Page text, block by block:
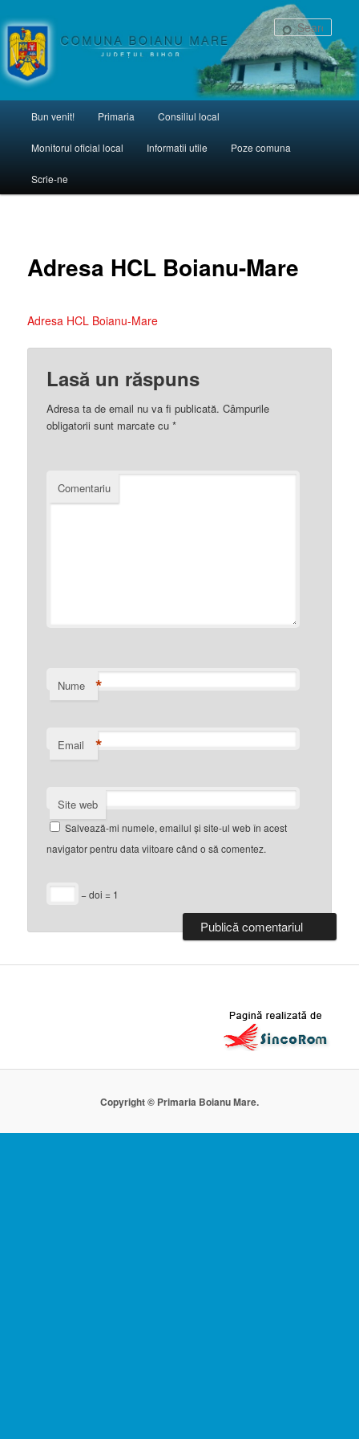
Main menu
Skip to primary content
Bun venit! Primaria Consiliul local
Monitorul oficial local Informatii utile Poze comuna
Scrie-ne
Adresa HCL Boianu-Mare
Adresa HCL Boianu-Mare
Lasă un răspuns
Adresa ta de email nu va fi publicată. Câmpurile
obligatorii sunt marcate cu *
Comentariu
Nume *
Email *
Site web
Salvează-mi numele, emailul și site-ul web în acest
navigator pentru data viitoare când o să comentez.
− doi = 1
Copyright © Primaria Boianu Mare.